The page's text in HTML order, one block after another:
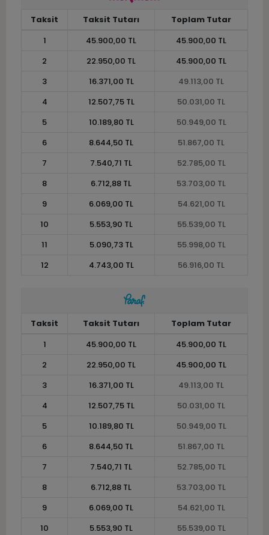
Taksit Taksit Tutarı
Toplam Tutar
1
45.900,00 TL
45.900,00 TL
2
22.950,00 TL
45.900,00 TL
3
16.371,00 TL
49.113,00 TL
4
12.507,75 TL
50.031,00 TL
5
10.189,80 TL
50.949,00 TL
6
8.644,50 TL
51.867,00 TL
7
7.540,71 TL
52.785,00 TL
8
6.712,88 TL
53.703,00 TL
9
6.069,00 TL
54.621,00 TL
10
5.553,90 TL
55.539,00 TL
11
5.090,73 TL
55.998,00 TL
12
4.743,00 TL 56.916,00 TL
Taksit Taksit Tutarı
Toplam Tutar
1
45.900,00 TL
45.900,00 TL
2
22.950,00 TL
45.900,00 TL
3
16.371,00 TL
49.113,00 TL
4
12.507,75 TL
50.031,00 TL
5
10.189,80 TL
50.949,00 TL
6
8.644,50 TL
51.867,00 TL
7
7.540,71 TL
52.785,00 TL
8
6.712,88 TL
53.703,00 TL
9
6.069,00 TL
54.621,00 TL
10
5.553,90 TL
55.539,00 TL